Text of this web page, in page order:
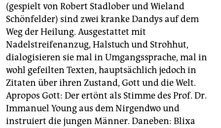
(gespielt von Robert Stadlober und Wieland
Schönfelder) sind zwei kranke Dandys auf dem
Weg der Heilung. Ausgestattet mit
Nadelstreifenanzug, Halstuch und Strohhut,
dialogisieren sie mal in Umgangssprache, mal in
wohl gefeilten Texten, hauptsächlich jedoch in
Zitaten über ihren Zustand, Gott und die Welt.
Apropos Gott: Der ertönt als Stimme des Prof. Dr.
Immanuel Young aus dem Nirgendwo und
instruiert die jungen Männer. Daneben: Blixa